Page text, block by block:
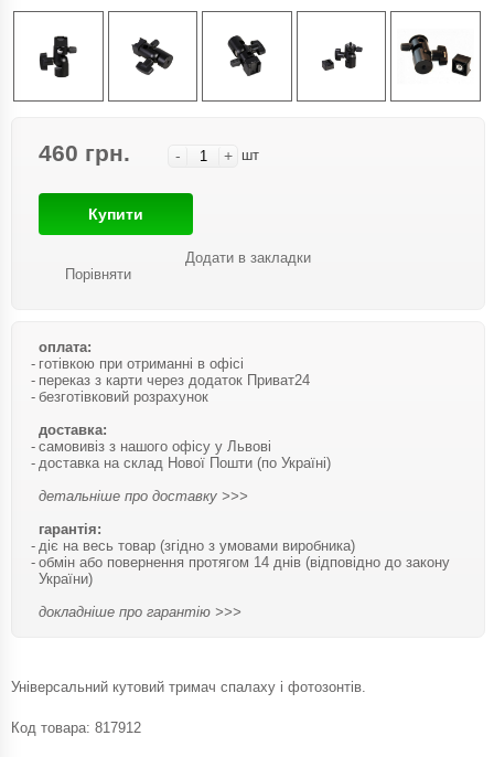
460 грн. - + шт
Купити
Порівняти
Додати в закладки
оплата:
готівкою при отриманні в офісі
переказ з карти через додаток Приват24
безготівковий розрахунок
доставка:
самовивіз з нашого офісу у Львові
доставка на склад Нової Пошти (по Україні)
детальніше про доставку >>>
гарантія:
діє на весь товар (згідно з умовами виробника)
обмін або повернення протягом 14 днів (відповідно до закону
України)
докладніше про гарантію >>>
Універсальний кутовий тримач спалаху і фотозонтів.
Код товара: 817912